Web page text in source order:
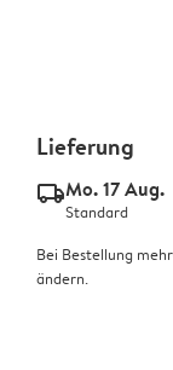
Lieferung
delivery_standard_v2Mo. 17 Aug.
Standard
Bei Bestellung
ändern.